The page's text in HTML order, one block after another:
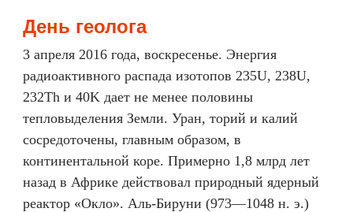
День геолога
3 апреля 2016 года, воскресенье. Энергия
радиоактивного распада изотопов 235U, 238U,
232Th и 40K дает не менее половины
тепловыделения Земли. Уран, торий и калий
сосредоточены, главным образом, в
континентальной коре. Примерно 1,8 млрд лет
назад в Африке действовал природный ядерный
реактор «Окло». Аль-Бируни (973—1048 н. э.)